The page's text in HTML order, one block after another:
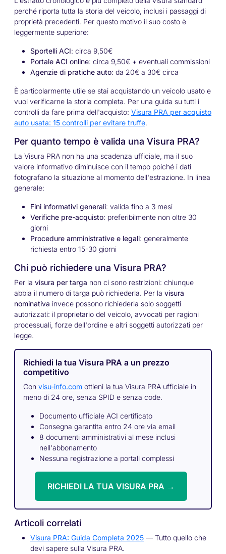
perché riporta tutta la storia del veicolo, inclusi i passaggi di
proprietà precedenti. Per questo motivo il suo costo è
leggermente superiore:
Sportelli ACI: circa 9,50€
Portale ACI online: circa 9,50€ + eventuali commissioni
Agenzie di pratiche auto: da 20€ a 30€ circa
È particolarmente utile se stai acquistando un veicolo usato e
vuoi verificarne la storia completa. Per una guida su tutti i
controlli da fare prima dell'acquisto: Visura PRA per acquisto
auto usata: 15 controlli per evitare truffe.
Per quanto tempo è valida una Visura PRA?
La Visura PRA non ha una scadenza ufficiale, ma il suo
valore informativo diminuisce con il tempo poiché i dati
fotografano la situazione al momento dell'estrazione. In linea
generale:
Fini informativi generali: valida fino a 3 mesi
Verifiche pre-acquisto: preferibilmente non oltre 30
giorni
Procedure amministrative e legali: generalmente
richiesta entro 15-30 giorni
Chi può richiedere una Visura PRA?
Per la visura per targa non ci sono restrizioni: chiunque
abbia il numero di targa può richiederla. Per la visura
nominativa invece possono richiederla solo soggetti
autorizzati: il proprietario del veicolo, avvocati per ragioni
processuali, forze dell'ordine e altri soggetti autorizzati per
legge.
Richiedi la tua Visura PRA a un prezzo
competitivo
Con visu-info.comottieni la tua Visura PRA ufficiale in
meno di 24 ore, senza SPID e senza code.
Documento ufficiale ACI certificato
Consegna garantita entro 24 ore via email
8 documenti amministrativi al mese inclusi
nell'abbonamento
Nessuna registrazione a portali complessi
RICHIEDI LA TUA VISURA PRA →
Articoli correlati
Visura PRA: Guida Completa 2025 — Tutto quello che
devi sapere sulla Visura PRA.